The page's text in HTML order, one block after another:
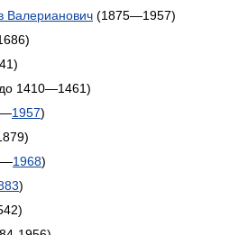
Валерианович (1875—1957)
1410—1461)
—1957)
—1968)
)